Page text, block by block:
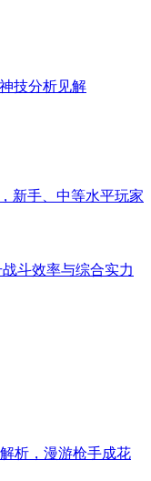
技分析见解
新手、中等水平玩家
斗效率与综合实力
析，漫游枪手成花